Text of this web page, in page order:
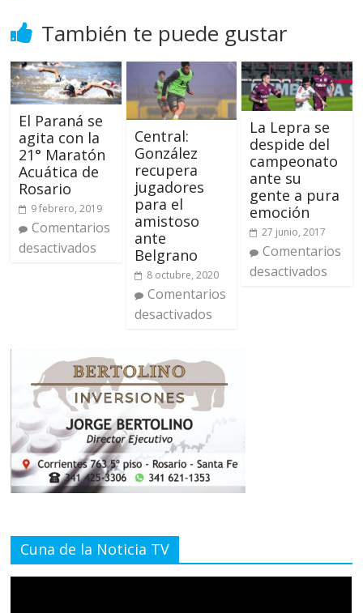
También te puede gustar
El Paraná se
agita con la
21° Maratón
Acuática de
Rosario
9 febrero, 2019
Comentarios
desactivados
Central:
González
recupera
jugadores
para el
amistoso
ante
Belgrano
8 octubre, 2020
Comentarios
desactivados
La Lepra se
despide del
campeonato
ante su
gente a pura
emoción
27 junio, 2017
Comentarios
desactivados
Cuna de la Noticia TV